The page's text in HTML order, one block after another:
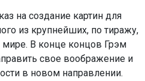
на создание картин для
из крупнейших, по тиражу,
мире. В конце концов Грэм
свое воображение и
в новом направлении.